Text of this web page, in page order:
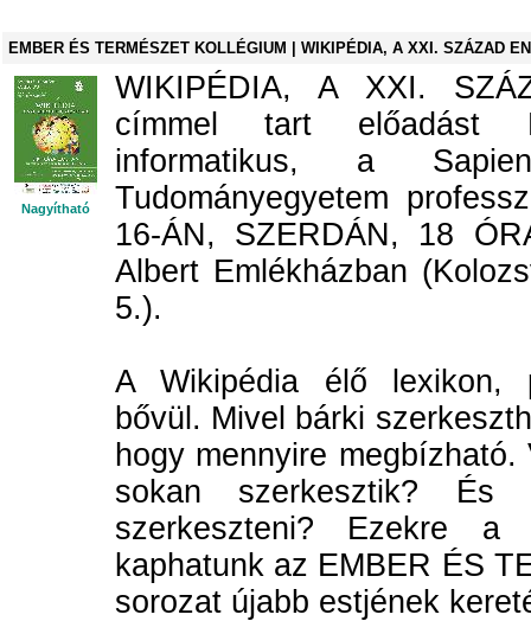
EMBER ÉS TERMÉSZET KOLLÉGIUM | WIKIPÉDIA, A XXI. SZÁZAD
Nagyítható
WIKIPÉDIA, A XXI.
címmel tart előadást
informatikus, a
Tudományegyetem
16-ÁN, SZERDÁN, 18
Albert Emlékházban
5.).
A Wikipédia élő lexikon,
bővül. Mivel bárki
hogy mennyire
sokan szerkesztik? És
szerkeszteni? Ezekre a
kaphatunk az EMBER ÉS
sorozat újabb estjének